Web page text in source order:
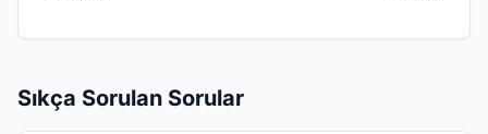
Sıkça Sorulan Sorular